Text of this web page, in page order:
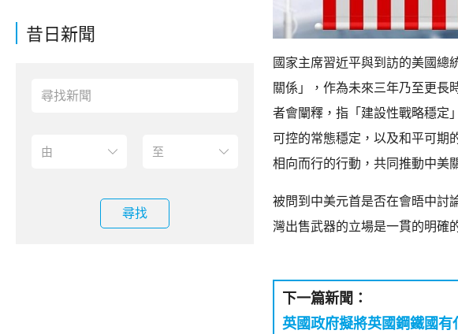
昔日新聞
尋找
國家主席習近平與到訪的美國總
關係」，作為未來三年乃至更長
者會闡釋，指「建設性戰略穩定
可控的常態穩定，以及和平可期
相向而行的行動，共同推動中美
被問到中美元首是否在會晤中討
灣出售武器的立場是一貫的明確
下一篇新聞：
英國政府擬將英國鋼鐵國